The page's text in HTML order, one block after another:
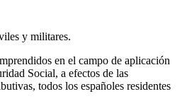
y militares.
en el campo de aplicación
Social, a efectos de las
todos los españoles residentes